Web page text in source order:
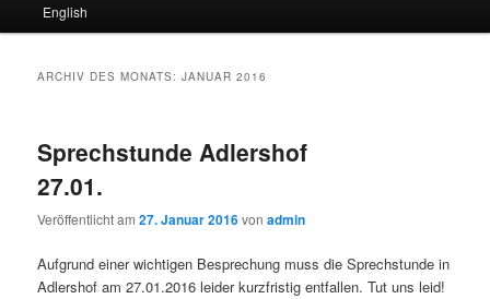
English
ARCHIV DES MONATS:JANUAR 2016
Sprechstunde Adlershof
27.01.
Veröffentlicht am27. Januar 2016vonadmin
Aufgrund einer wichtigen Besprechung muss die Sprechstunde in
Adlershof am 27.01.2016 leider kurzfristig entfallen. Tut uns leid!